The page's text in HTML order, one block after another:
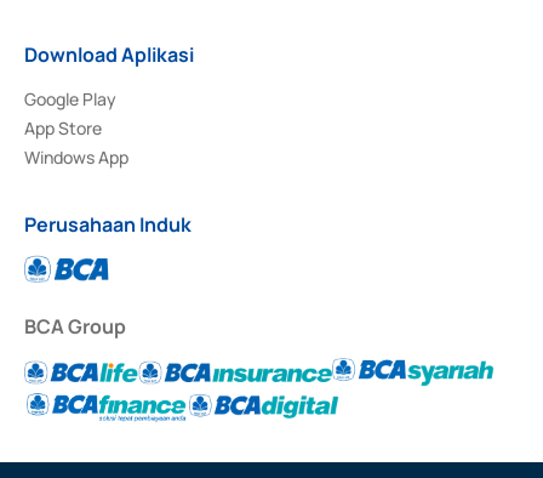
Download Aplikasi
Google Play
App Store
Windows App
Perusahaan Induk
BCA Group